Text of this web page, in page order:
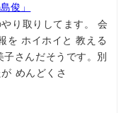
俊」
り取りしてます。 会
を ホイホイと 教える
さんだそうです。別
めんどくさ